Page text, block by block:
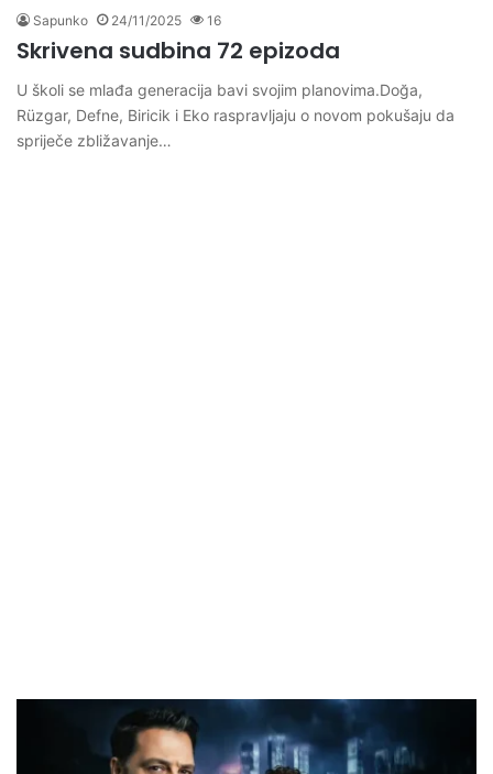
Sapunko 24/11/2025 16
Skrivena sudbina 72 epizoda
U školi se mlađa generacija bavi svojim planovima.Doğa,
Rüzgar, Defne, Biricik i Eko raspravljaju o novom pokušaju da
spriječe zbližavanje…